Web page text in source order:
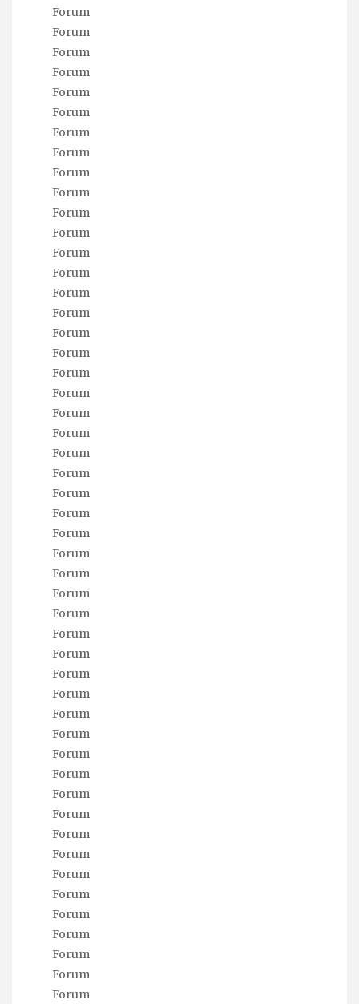
Forum
Forum
Forum
Forum
Forum
Forum
Forum
Forum
Forum
Forum
Forum
Forum
Forum
Forum
Forum
Forum
Forum
Forum
Forum
Forum
Forum
Forum
Forum
Forum
Forum
Forum
Forum
Forum
Forum
Forum
Forum
Forum
Forum
Forum
Forum
Forum
Forum
Forum
Forum
Forum
Forum
Forum
Forum
Forum
Forum
Forum
Forum
Forum
Forum
Forum